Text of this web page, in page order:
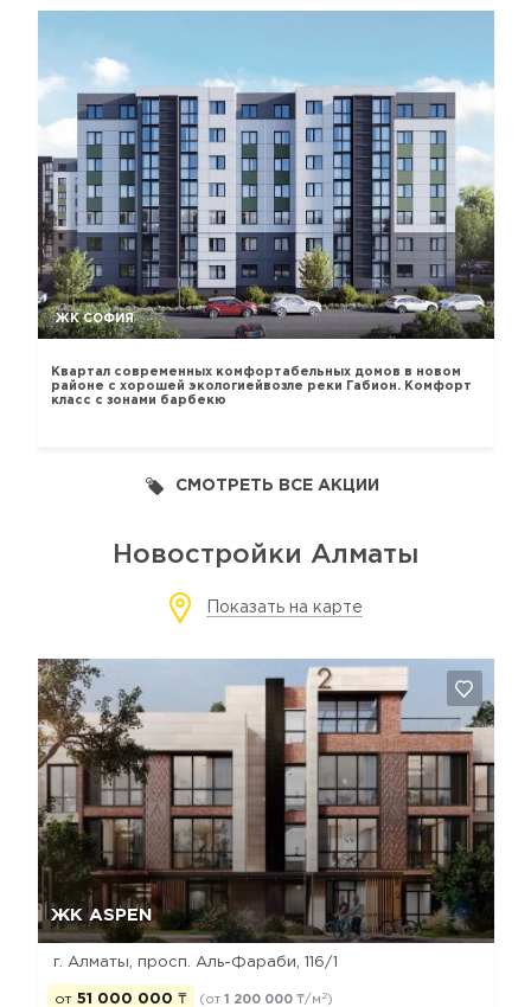
ЖК СОФИЯ
Квартал современных комфортабельных домов в новом
районе с хорошей экологиейвозле реки Габион. Комфорт
класс с зонами барбекю
СМОТРЕТЬ ВСЕ АКЦИИ
Новостройки Алматы
Показать на карте
ЖК ASPEN
г. Алматы, просп. Аль-Фараби, 116/1
от 51 000 000 ₸ (от 1 200 000 ₸/м 2)
Отмена